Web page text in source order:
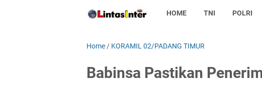
HOME TNI POLRI
Home / KORAMIL 02/PADANG TIMUR
Babinsa Pastikan